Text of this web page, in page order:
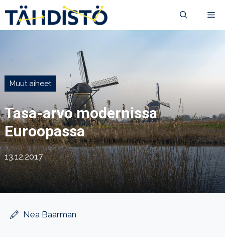
sisältöön
Muut aiheet
Tasa-arvo modernissa
Euroopassa
13.12.2017
Nea Baarman